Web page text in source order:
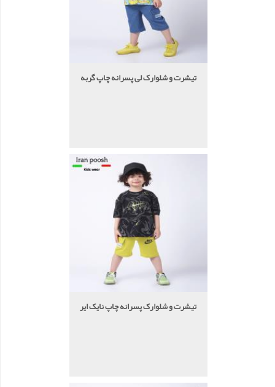
تیشرت و شلوارک لی پسرانه چاپ گربه
تیشرت و شلوارک پسرانه چاپ نایک ایر